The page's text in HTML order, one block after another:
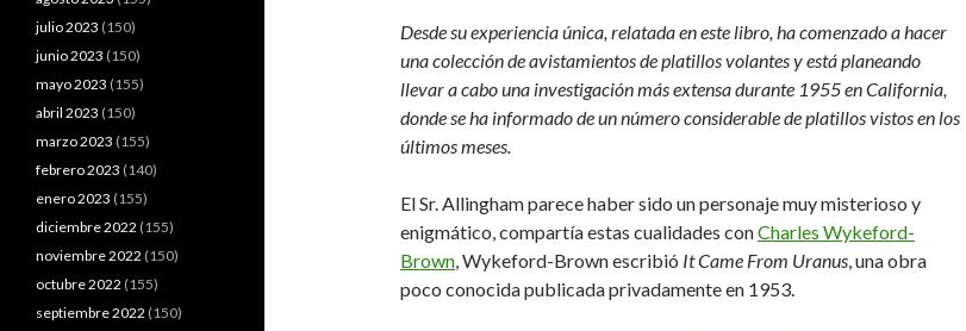
Desde su experiencia única, relatada en este libro, ha comenzado a hacer
una colección de avistamientos de platillos volantes y está planeando
llevar a cabo una investigación más extensa durante 1955 en California,
donde se ha informado de un número considerable de platillos vistos en los
últimos meses.
El Sr. Allingham parece haber sido un personaje muy misterioso y
enigmático, compartía estas cualidades conCharles Wykeford-
Brown, Wykeford-Brown escribió It Came From Uranus, una obra
poco conocida publicada privadamente en 1953.
julio 2023 (150)
junio 2023 (150)
mayo 2023 (155)
abril 2023 (150)
marzo 2023 (155)
febrero 2023 (140)
enero 2023 (155)
diciembre 2022 (155)
noviembre 2022 (150)
octubre 2022 (155)
septiembre 2022 (150)